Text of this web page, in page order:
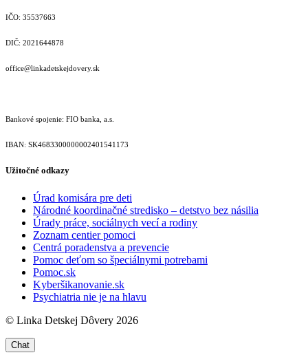
IČO: 35537663
DIČ: 2021644878
office@linkadetskejdovery.sk
Bankové spojenie: FIO banka, a.s.
IBAN: SK46833000000­02401541173
Užitočné odkazy
Úrad komisára pre deti
Národné koordinačné stredisko – detstvo bez násilia
Úrady práce, sociálnych vecí a rodiny
Zoznam centier pomoci
Centrá poradenstva a prevencie
Pomoc deťom so špeciálnymi potrebami
Pomoc.sk
Kyberšikanovanie.sk
Psychiatria nie je na hlavu
© Linka Detskej Dôvery 2026